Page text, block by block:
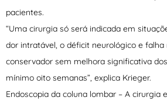
pacientes.
“Uma cirurgia só será indicada em
dor intratável, o déficit neurológico e
conservador sem melhora significativa
mínimo oito semanas”, explica Krieger.
Endoscopia da coluna lombar – A cirurgia